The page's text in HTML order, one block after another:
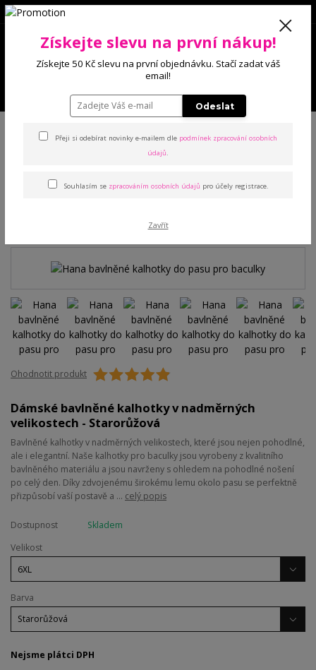
0 Kč
pasu pro baculky
Ohodnotit produkt
Dámské bavlněné kalhotky v nadměrných
velikostech - Starorůžová
Bavlněné kalhotky v nadměrných velikostech, které jsou nejen pohodlné,
ale i elegantní. Naše kalhotky pro baculky jsou vyrobeny z kvalitního
bavlněného materiálu a jsou navrženy s ohledem na pohodlné nošení
po celý den. Díky zdvojenému širokému lemu okolo pasu se perfektně
přizpůsobí vaší postavě a ... celý popis
Dostupnost
Skladem
Velikost
Barva
Nejsme plátci DPH
Získejte slevu na první nákup!
Získejte 50 Kč slevu na první objednávku. Stačí zadat váš
email!
Odeslat
Přeji si odebírat novinky e-mailem dle podmínek zpracování osobních
údajů.
Souhlasím se zpracováním osobních údajů pro účely registrace.
Zavřít